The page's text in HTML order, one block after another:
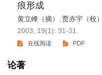
痕形成
黄立峰（摘） , 贾赤宇（校）
2003, 19(1): 31-31.
在线阅读 PDF
论著